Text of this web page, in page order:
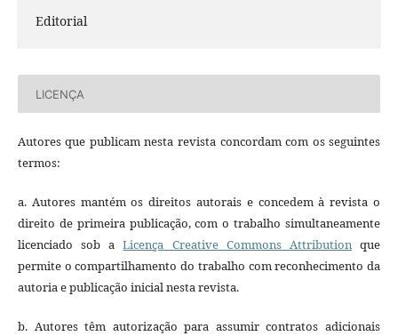
Editorial
LICENÇA
Autores que publicam nesta revista concordam com os seguintes
termos:
a. Autores mantém os direitos autorais e concedem à revista o
direito de primeira publicação, com o trabalho simultaneamente
licenciado sob aLicença Creative Commons Attributionque
permite o compartilhamento do trabalho com reconhecimento da
autoria e publicação inicial nesta revista.
b. Autores têm autorização para assumir contratos adicionais